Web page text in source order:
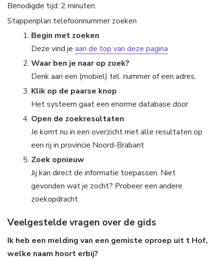
Benodigde tijd: 2 minuten.
Stappenplan telefoonnummer zoeken
Begin met zoeken
Deze vind je aan de top van deze pagina
Waar ben je naar op zoek?
Denk aan een (mobiel) tel. nummer of een adres.
Klik op de paarse knop
Het systeem gaat een enorme database door
Open de zoekresultaten
Je komt nu in een overzicht met alle resultaten op
een rij in provincie Noord-Brabant
Zoek opnieuw
Jij kan direct de informatie toepassen. Niet
gevonden wat je zocht? Probeer een andere
zoekopdracht.
Veelgestelde vragen over de gids
Ik heb een melding van een gemiste oproep uit t Hof,
welke naam hoort erbij?